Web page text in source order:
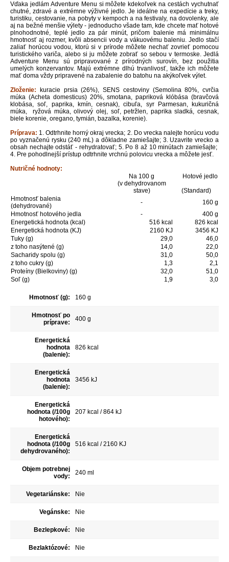
Vďaka jedlám Adventure Menu si môžete kdekoľvek na cestách vychutnať
chutné, zdravé a extrémne výživné jedlo. Je ideálne na expedície a treky,
turistiku, cestovanie, na pobyty v kempoch a na festivaly, na dovolenky, ale
aj na bežné menšie výlety - jednoducho všade tam, kde chcete mať hotové
plnohodnotné, teplé jedlo za pár minút, pričom balenie má minimálnu
hmotnosť aj rozmer, kvôli absencii vody a vákuovému baleniu. Jedlo stačí
zaliať horúcou vodou, ktorú si v prírode môžete nechať zovrieť pomocou
turistického variča, alebo si ju môžete zobrať so sebou v termoske. Jedlá
Adventure Menu sú pripravované z prírodných surovín, bez použitia
umelých konzervantov. Majú extrémne dlhú trvanlivosť, takže ich môžete
mať doma vždy pripravené na zabalenie do batohu na akýkoľvek výlet.
Zloženie: kuracie prsia (26%), SENS cestoviny (Semolina 80%, cvrčia
múka (Acheta domesticus) 20%, smotana, papriková klóbása (bravčová
klobása, soľ, paprika, kmín, cesnak), cibuľa, syr Parmesan, kukuričná
múka, ryžová múka, olivový olej, soľ, petržlen, paprika sladká, cesnak,
biele korenie, oregano, tymián, bazalka, korenie).
Príprava: 1. Odtrhnite horný okraj vrecka; 2. Do vrecka nalejte horúcu vodu
po vyznačenú rysku (240 mL) a dôkladne zamiešajte; 3. Uzavrite vrecko a
obsah nechajte odstáť - rehydratovať; 5. Po 8 až 10 minútach zamiešajte;
4. Pre pohodlnejší prístup odtrhnite vrchnú polovicu vrecka a môžete jesť.
Nutričné hodnoty:
Na 100 g
(v dehydrovanom
stave)
Hotové jedlo
(Standard)
Hmotnosť balenia
(dehydrované)
-
160 g
Hmotnosť hotového jedla
-
400 g
Energetická hodnota (kcal)
516 kcal 826 kcal
Energetická hodnota (KJ)
2160 KJ 3456 KJ
Tuky (g)
29,0
46,0
z toho nasýtené (g)
14,0
22,0
Sacharidy spolu (g)
31,0
50,0
z toho cukry (g)
1,3
2,1
Proteíny (Bielkoviny) (g)
32,0
51,0
Soľ (g)
1,9 3,0
Hmotnosť (g): 160 g
Hmotnosť po
príprave:
400 g
Energetická
hodnota
(balenie):
826 kcal
Energetická
hodnota
(balenie):
3456 kJ
Energetická
hodnota (/100g
hotového):
207 kcal / 864 kJ
Energetická
hodnota (/100g
dehydrovaného):
516 kcal / 2160 KJ
Objem potrebnej
vody:
240 ml
Vegetariánske: Nie
Vegánske: Nie
Bezlepkové: Nie
Bezlaktózové: Nie